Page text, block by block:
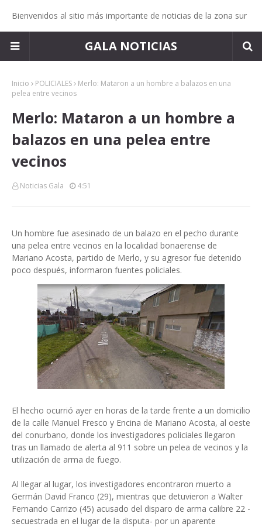
Bienvenidos al sitio más importante de noticias de la zona sur
GALA NOTICIAS
Inicio POLICIALES
Merlo: Mataron a un hombre a balazos en una
pelea entre vecinos
Merlo: Mataron a un hombre a
balazos en una pelea entre
vecinos
Noticias Gala 4:51
Un hombre fue asesinado de un balazo en el pecho durante
una pelea entre vecinos en la localidad bonaerense de
Mariano Acosta, partido de Merlo, y su agresor fue detenido
poco después, informaron fuentes policiales.
El hecho ocurrió ayer en horas de la tarde frente a un domicilio
de la calle Manuel Fresco y Encina de Mariano Acosta, al oeste
del conurbano, donde los investigadores policiales llegaron
tras un llamado de alerta al 911 sobre un pelea de vecinos y la
utilización de arma de fuego.
Al llegar al lugar, los investigadores encontraron muerto a
Germán David Franco (29), mientras que detuvieron a Walter
Fernando Carrizo (45) acusado del disparo de arma calibre 22 -
secuestrada en el lugar de la disputa- por un aparente